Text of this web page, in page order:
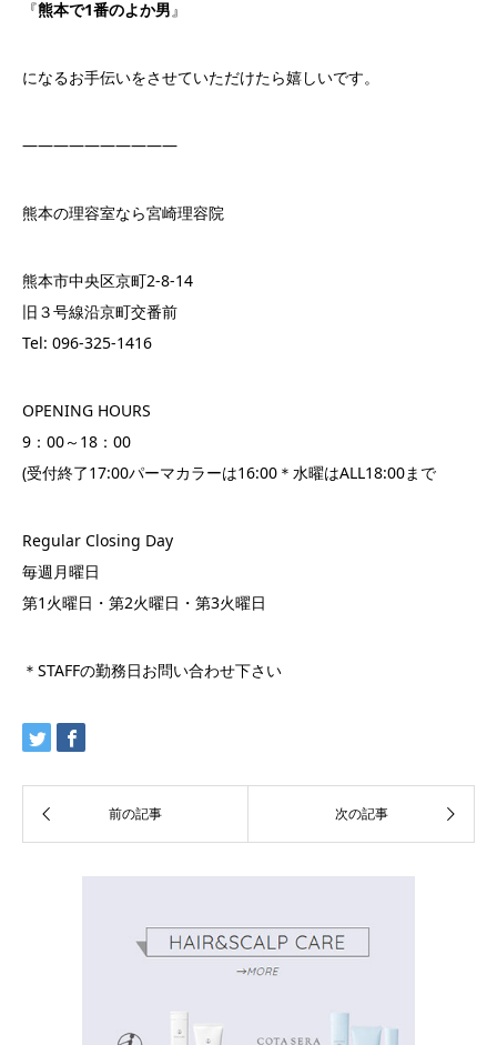
『熊本で1番のよか男』
になるお手伝いをさせていただけたら嬉しいです。
——————————
熊本の理容室なら宮崎理容院
熊本市中央区京町2-8-14
旧３号線沿京町交番前
Tel: 096-325-1416
OPENING HOURS
9：00～18：00
(受付終了17:00パーマカラーは16:00＊水曜はALL18:00まで
Regular Closing Day
毎週月曜日
第1火曜日・第2火曜日・第3火曜日
＊STAFFの勤務日お問い合わせ下さい